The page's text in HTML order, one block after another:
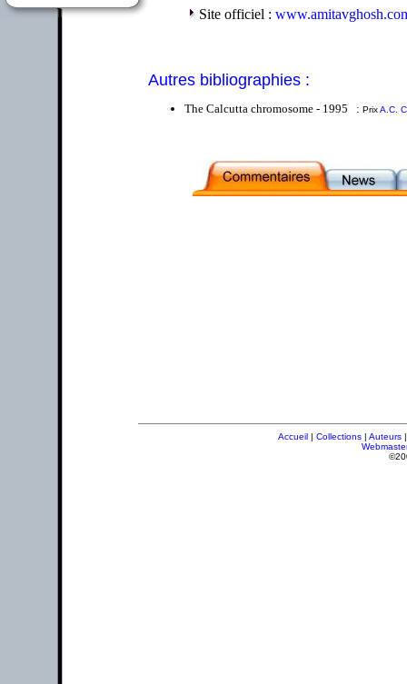
Site officiel :
Autres bibliographies :
The Calcutta chromosome - 1995 : PrixA.C.
Accueil | Collections | Auteurs